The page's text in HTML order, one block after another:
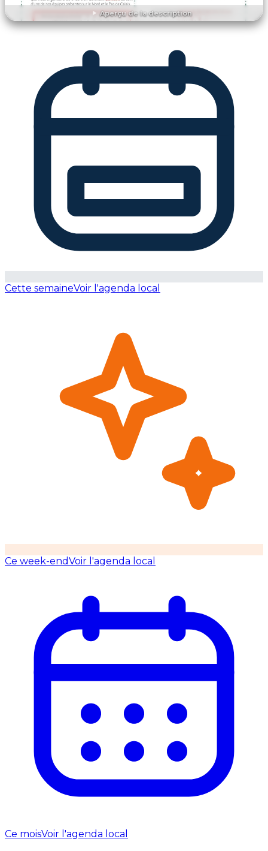
Aperçu de la description
DÉCOUVRIR L'ÉVÉNEMENT
Cette semaineVoir l'agenda local
Ce week-endVoir l'agenda local
Ce moisVoir l'agenda local